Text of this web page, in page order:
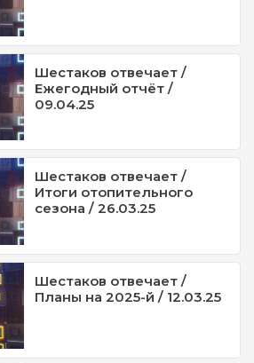
Шестаков отвечает /
Ежегодный отчёт /
09.04.25
Шестаков отвечает /
Итоги отопительного
сезона / 26.03.25
Шестаков отвечает /
Планы на 2025-й / 12.03.25